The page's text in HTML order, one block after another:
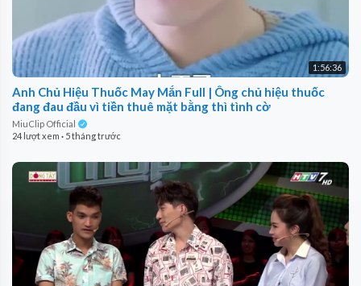
1:56:36
Anh Chủ Hiệu Thuốc May Mắn Full | Ông chủ hiệu thuốc
đang đau đầu vì tiền thuê mặt bằng thì tình cờ
MiuClip Official
24 lượt xem · 5 tháng trước